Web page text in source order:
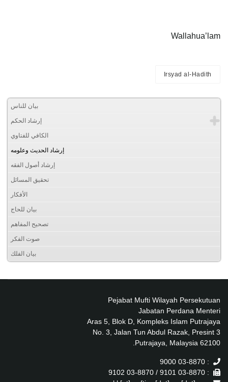
Wallahua’lam
Irsyad al-Hadith
بيان للناس
إرشاد الحكم
الكافي للفتاوي
إرشاد الحديث وعلومه
إرشاد أصول الفقه
تحقيق المسائل
الأفكار
بيان للحاج
تصحيح المفاهم
صوت الفكر
بيان الفلك
Pejabat Mufti Wilayah Persekutuan
Jabatan Perdana Menteri
Aras 5, Blok D, Kompleks Islam Putrajaya
No. 3, Jalan Tun Abdul Razak, Presint 3
62100 Putrajaya, Malaysia.
: 03-8870 9000
: 03-8870 9101 / 03-8870 9102